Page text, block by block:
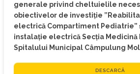
generale privind cheltuielile
obiectivelor de investiție
electrică Compartiment Pediatrie”
instalație electrică Secția Medicină
Spitalului Municipal Câmpulung
DESCARCĂ